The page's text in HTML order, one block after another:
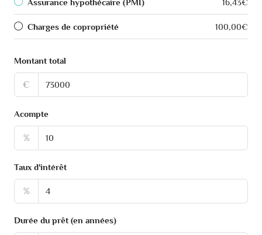
Assurance hypothécaire (PMI) 16,43€
Charges de copropriété 100,00€
Montant total
€
Acompte
%
Taux d'intérêt
%
Durée du prêt (en années)